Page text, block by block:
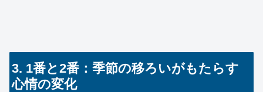
3. 1番と2番：季節の移ろいがもたらす
心情の変化